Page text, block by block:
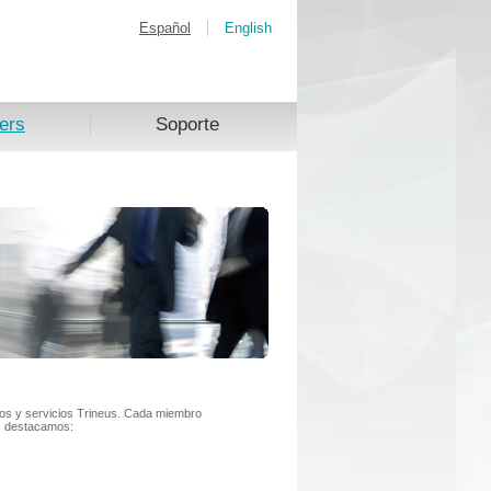
Español English
Soporte
y servicios Trineus. Cada miembro
destacamos: